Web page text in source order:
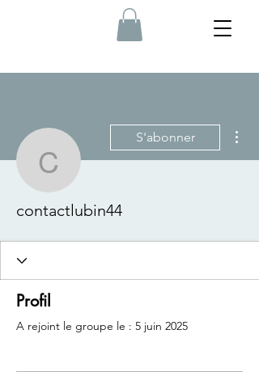
contactlubin44
S'abonner
contactlubin44
Profil
A rejoint le groupe le : 5 juin 2025